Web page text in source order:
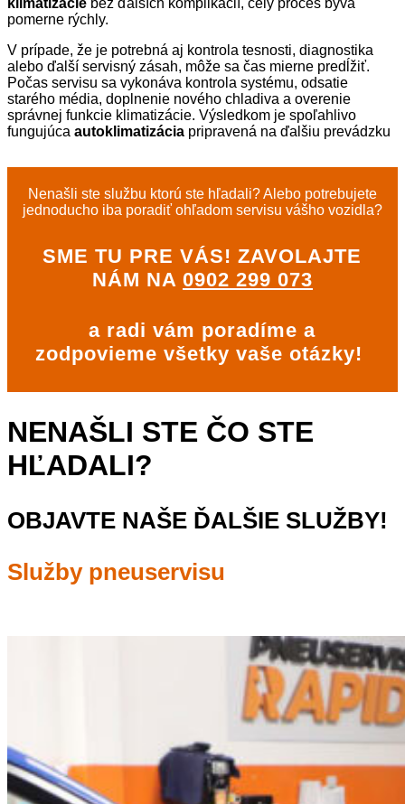
pomerne rýchly.
V prípade, že je potrebná aj kontrola tesnosti, diagnostika
alebo ďalší servisný zásah, môže sa čas mierne predĺžiť.
Počas servisu sa vykonáva kontrola systému, odsatie
starého média, doplnenie nového chladiva a overenie
správnej funkcie klimatizácie. Výsledkom je spoľahlivo
fungujúca autoklimatizácia pripravená na ďalšiu prevádzku
Nenašli ste službu ktorú ste hľadali? Alebo potrebujete
jednoducho iba poradiť ohľadom servisu vášho vozidla?
SME TU PRE VÁS! ZAVOLAJTE
NÁM NA 0902 299 073
a radi vám poradíme a
zodpovieme všetky vaše otázky!
NENAŠLI STE ČO STE
HĽADALI?
OBJAVTE NAŠE ĎALŠIE SLUŽBY!
Služby pneuservisu